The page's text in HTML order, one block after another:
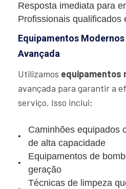
Resposta imediata para
Profissionais qualificados
Equipamentos
Avançada
Utilizamos equipamentos
avançada para garantir a
serviço. Isso inclui:
Caminhões equipados
de alta capacidade
Equipamentos de
geração
Técnicas de limpeza